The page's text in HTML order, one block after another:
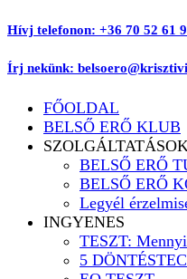
Ugrás
tartalomhoz
Hívj telefonon: +36 70 52 61
Írj nekünk:
FŐOLDAL
BELSŐ ERŐ KLUB
SZOLGÁLTATÁSOK
BELSŐ ERŐ
BELSŐ ERŐ
Legyél
INGYENES
TESZT:
5